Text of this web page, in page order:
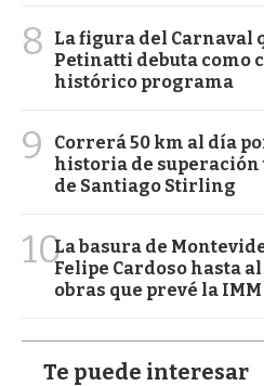
8
La figura del Carnaval
Petinatti debuta como
histórico programa
9
Correrá 50 km al día
historia de superación
de Santiago Stirling
10La basura de
Felipe Cardoso hasta
obras que prevé la IMM
Te puede interesar